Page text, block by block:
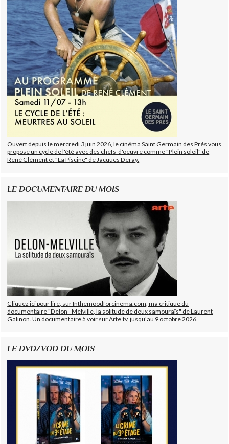
Ouvert depuis le mercredi 3 juin 2026, le cinéma Saint Germain des Prés vous
propose un cycle de l'été avec des chefs-d'oeuvre comme "Plein soleil" de
René Clément et "La Piscine" de Jacques Deray.
LE DOCUMENTAIRE DU MOIS
Cliquez ici pour lire, sur Inthemoodforcinema.com, ma critique du
documentaire "Delon - Melville, la solitude de deux samouraïs" de Laurent
Galinon. Un documentaire à voir sur Arte.tv, jusqu'au 9 octobre 2026.
LE DVD/VOD DU MOIS